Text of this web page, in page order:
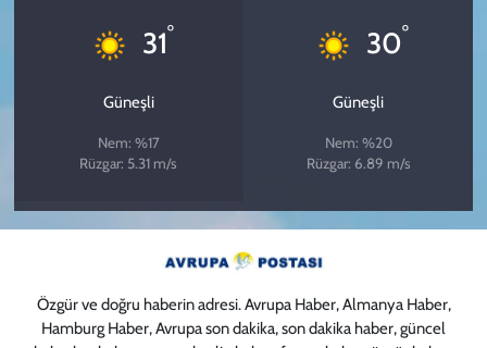
31°
Güneşli
Nem: %17
Rüzgar: 5.31 m/s
30°
Güneşli
Nem: %20
Rüzgar: 6.89 m/s
Özgür ve doğru haberin adresi. Avrupa Haber, Almanya Haber,
Hamburg Haber, Avrupa son dakika, son dakika haber, güncel